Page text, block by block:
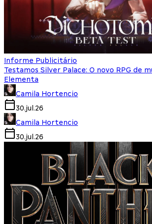
Informe Publicitário
Testamos Silver Palace: O novo RPG de
Elementa
Camila Hortencio
30.jul.26
Camila Hortencio
30.jul.26